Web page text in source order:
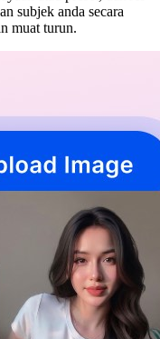
subjek anda secara
muat turun.